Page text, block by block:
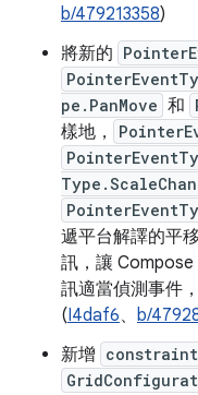
b/479213358)
將新的
pe.PanMove 和
樣地，
遞平台解譯的平
訊，讓
訊適當偵測事件
(I4daf6、 b/
新增